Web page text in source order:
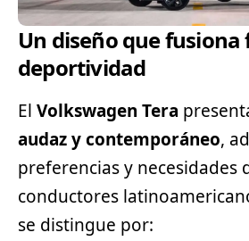
Un diseño que fusiona
deportividad
El Volkswagen Tera
audaz y contemporáneo,
preferencias y necesidades
conductores
se distingue por: